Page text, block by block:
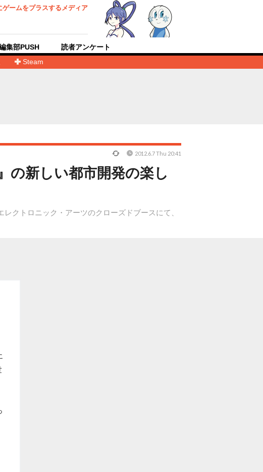
ゲームをプラスするメディア
Steam
集部PUSH 読者アンケート
の新しい都市開発の楽し
クトロニック・アーツのクローズドブースにて、
2012.6.7 Thu 20:41